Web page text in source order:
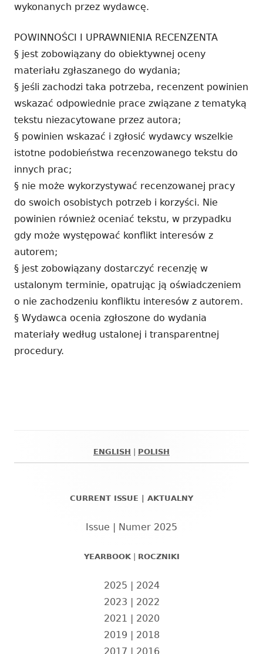
wykonanych przez wydawcę.
POWINNOŚCI I UPRAWNIENIA RECENZENTA
§ jest zobowiązany do obiektywnej oceny
materiału zgłaszanego do wydania;
§ jeśli zachodzi taka potrzeba, recenzent powinien
wskazać odpowiednie prace związane z tematyką
tekstu niezacytowane przez autora;
§ powinien wskazać i zgłosić wydawcy wszelkie
istotne podobieństwa recenzowanego tekstu do
innych prac;
§ nie może wykorzystywać recenzowanej pracy
do swoich osobistych potrzeb i korzyści. Nie
powinien również oceniać tekstu, w przypadku
gdy może występować konflikt interesów z
autorem;
§ jest zobowiązany dostarczyć recenzję w
ustalonym terminie, opatrując ją oświadczeniem
o nie zachodzeniu konfliktu interesów z autorem.
§ Wydawca ocenia zgłoszone do wydania
materiały według ustalonej i transparentnej
procedury.
ENGLISH POLISH
CURRENT ISSUE | AKTUALNY
Issue | Numer 2025
YEARBOOK| ROCZNIKI
2025 | 2024
2023 | 2022
2021 | 2020
2019 | 2018
2017 | 2016